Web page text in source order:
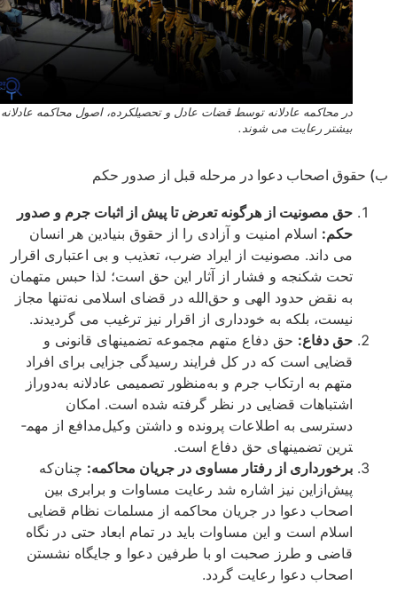
در محاکمه عادلانه توسط قضات عادل و تحصیلکرده، اصول محاکمه عادلانه
بیشتر رعایت می شوند.
اصحاب دعوا در مرحله قبل از صدور حکم
حق مصونیت از هرگونه تعرض تا پیش از اثبات جرم و صدور
حکم:اسلام امنیت و آزادی را از حقوق بنیادین هر انسان
می ­داند. مصونیت از ایراد ضرب، تعذیب و بی ­اعتباری اقرار
تحت شکنجه و فشار از آثار این حق است؛ لذا حبس متهمان
به نقض حدود الهی و حق‌الله در قضای اسلامی نه‌تنها مجاز
نیست، بلکه به خودداری از اقرار نیز ترغیب می ­گردیدند.
حق دفاع:حق دفاع متهم مجموعه تضمین­های قانونی و
قضایی است که در کل فرایند رسیدگی جزایی برای افراد
متهم به ارتکاب جرم و به‌منظور تصمیمی عادلانه به‌دوراز
اشتباهات قضایی در نظر گرفته شده است. امکان
دسترسی به اطلاعات پرونده و داشتن وکیل‌مدافع از مهم­
ترین تضمین­های حق دفاع است.
برخورداری از رفتار مساوی در جریان محاکمه:چنان‌که
پیش‌ازاین نیز اشاره شد رعایت مساوات و برابری بین
اصحاب دعوا در جریان محاکمه از مسلمات نظام قضایی
اسلام است و این مساوات باید در تمام ابعاد حتی در نگاه
قاضی و طرز صحبت او با طرفین دعوا و جایگاه نشستن
اصحاب دعوا رعایت گردد.